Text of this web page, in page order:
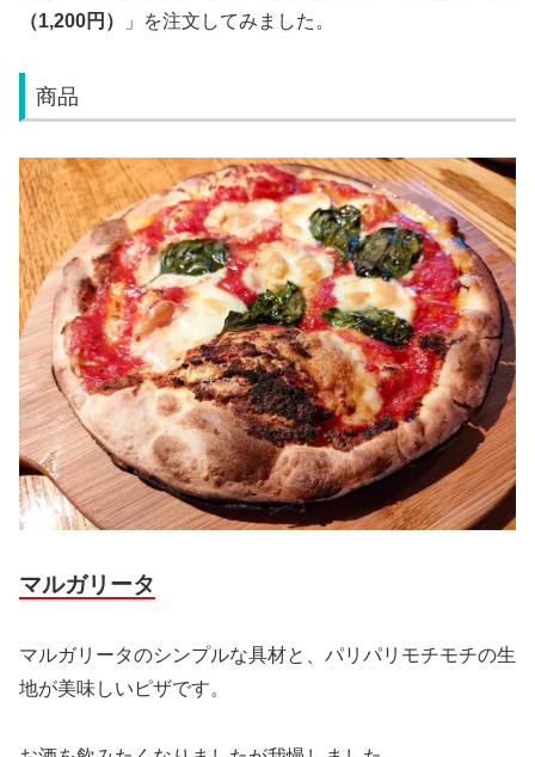
（1,200円）
」を注文してみました。
商品
マルガリータ
マルガリータのシンプルな具材と、パリパリモチモチの生
地が美味しいピザです。